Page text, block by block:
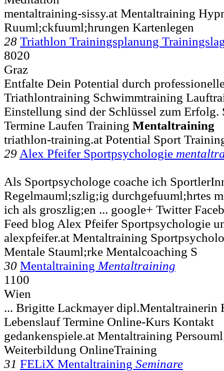
mentaltraining-sissy.at Mentaltraining
Ruuml;ckfuuml;hrungen Kartenlegen
28 Triathlon Trainingsplanung
8020
Graz
Entfalte Dein Potential durch
Triathlontraining Schwimmtraining
Einstellung sind der Schlüssel zum Erfolg.
Termine Laufen Training Mentaltraining
triathlon-training.at Potential Sport
29 Alex Pfeifer Sportpsychologie
Als Sportpsychologe coache ich
Regelmauml;szlig;ig durchgefuuml;hrtes
ich als groszlig;en ... google+ Twitter
Feed blog Alex Pfeifer Sportpsychologie
alexpfeifer.at Mentaltraining
Mentale Stauml;rke Mentalcoaching S
30 Mentaltraining Mentaltraining
1100
Wien
... Brigitte Lackmayer dipl.Mentaltrainerin
Lebenslauf Termine Online-Kurs Kontakt
gedankenspiele.at Mentaltraining
Weiterbildung OnlineTraining
31 FELiX Mentaltraining Seminare